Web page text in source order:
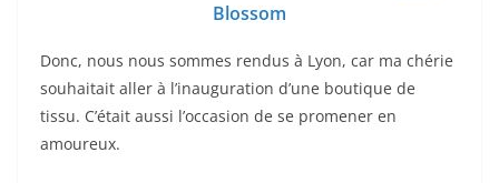
Blossom
Donc, nous nous sommes rendus à Lyon, car ma chérie
souhaitait aller à l’inauguration d’une boutique de
tissu. C’était aussi l’occasion de se promener en
amoureux.